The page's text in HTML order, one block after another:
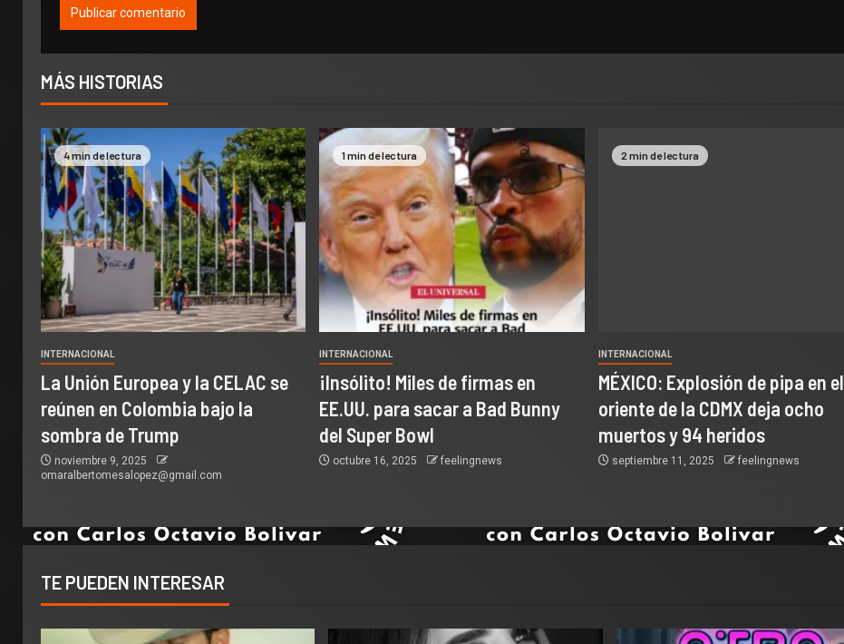
MÁS HISTORIAS
4 min de lectura
INTERNACIONAL
La Unión Europea y la CELAC se
reúnen en Colombia bajo la
sombra de Trump
noviembre 9, 2025
omaralbertomesalopez@gmail.com
1 min de lectura
INTERNACIONAL
¡Insólito! Miles de firmas en
EE.UU. para sacar a Bad Bunny
del Super Bowl
octubre 16, 2025 feelingnews
2 min de lectura
INTERNACIONAL
MÉXICO: Explosión de pipa en el
oriente de la CDMX deja ocho
muertos y 94 heridos
septiembre 11, 2025 feelingnews
TE PUEDEN INTERESAR